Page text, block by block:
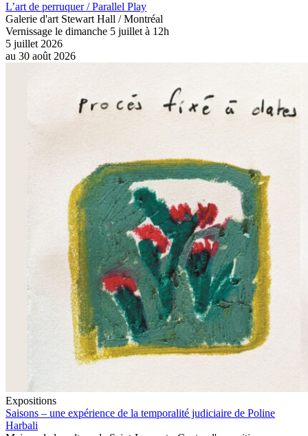
Expositions
L’art de perruquer / Parallel Play
Galerie d'art Stewart Hall / Montréal
Vernissage le dimanche 5 juillet à 12h
5 juillet 2026
Expositions
Saisons – une expérience de la temporalité judiciaire de Poline